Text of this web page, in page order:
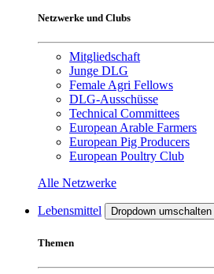
Netzwerke und Clubs
Mitgliedschaft
Junge DLG
Female Agri Fellows
DLG-Ausschüsse
Technical Committees
European Arable Farmers
European Pig Producers
European Poultry Club
Alle Netzwerke
Lebensmittel Dropdown umschalten
Themen